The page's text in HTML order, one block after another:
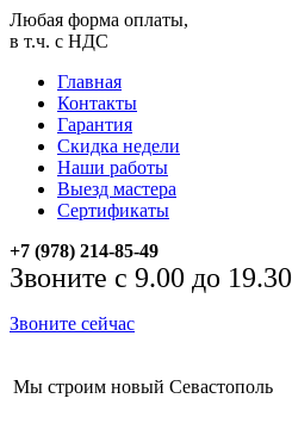
Любая форма оплаты,
в т.ч. с НДС
Главная
Контакты
Гарантия
Скидка недели
Наши работы
Выезд мастера
Сертификаты
+7 (978) 214-85-49
Звоните с 9.00 до 19.30
Звоните сейчас
Мы строим новый Севастополь